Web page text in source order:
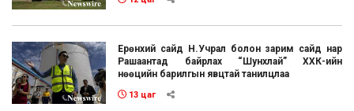
Ерөнхий сайд Н.Учрал болон зарим сайд нар
Рашаантад байрлах “Шунхлай” ХХК-ийн
нөөцийн барилгын явцтай танилцлаа
13 цаг